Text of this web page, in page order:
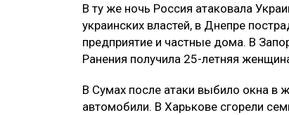
В ту же ночь Россия атаковала
украинских властей, в Днепре
предприятие и частные дома. В
Ранения получила 25-летняя
В Сумах после атаки выбило окна в
автомобили. В Харькове сгорели